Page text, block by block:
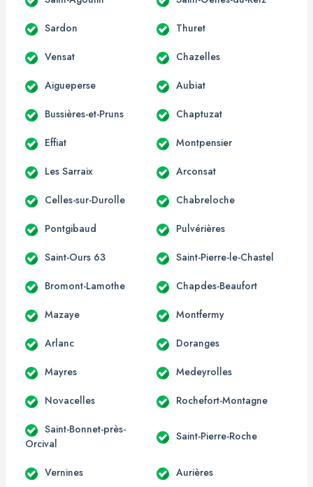
Sardon Thuret
Vensat Chazelles
Aigueperse Aubiat
Bussières-et-Pruns Chaptuzat
Effiat Montpensier
Les Sarraix Arconsat
Celles-sur-Durolle Chabreloche
Pontgibaud Pulvérières
Saint-Ours 63 Saint-Pierre-le-Chastel
Bromont-Lamothe Chapdes-Beaufort
Mazaye Montfermy
Arlanc Doranges
Mayres Medeyrolles
Novacelles Rochefort-Montagne
Saint-Bonnet-près-
Orcival
Saint-Pierre-Roche
Vernines Aurières